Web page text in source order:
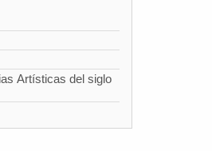
Artísticas del siglo